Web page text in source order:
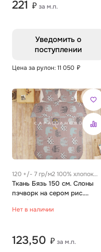
221 ₽ за м.п.
Уведомить о
поступлении
Цена за рулон: 11 050 ₽
120 +/- 7 гр/м2 100% хлопок
0.27 м
Ткань Бязь 150 см. Слоны
пэчворк на сером рис.
8118/2
Нет в наличии
123,50 ₽ за м.п.